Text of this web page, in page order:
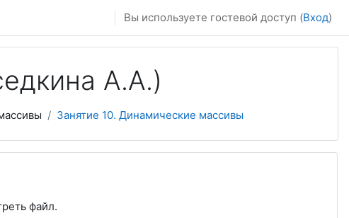
Вы используете гостевой доступ (Вход)
А.А.)
Занятие 10. Динамические массивы
файл.